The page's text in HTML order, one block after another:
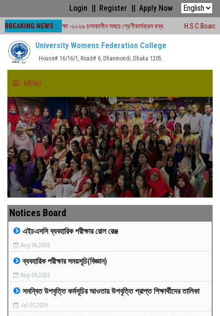
Login Register Apply Now
BREAKING NEWS :
বোর্ড পরীক্ষা -২০২৬ চলাকালীন সময়ে শ্রেণীকার্যক্রম বন্ধ H.S.C Board Exam Seat
University Womens Federation College
House# 16/16/1, Road# 6, Dhanmondi, Dhaka 1205.
MENU
HOME
ABOUT US
FACULTIES
ACADEMICS
GALLERY
MEDIA
PAYMENT
CO-CURRICULUM
Notices Board
এইচএসসি ব্যবহারিক পরীক্ষার রোল রেঞ্জ
Aug 06,2026
ব্যবহারিক পরীক্ষার সময়সূচি(বিজ্ঞান)
Aug 06,2026
সমন্বিত উপবৃত্তি কর্মসূচির আওতায় উপবৃত্তি প্রাপ্ত শিক্ষার্থীদের তালিকা
Jul 01,2026